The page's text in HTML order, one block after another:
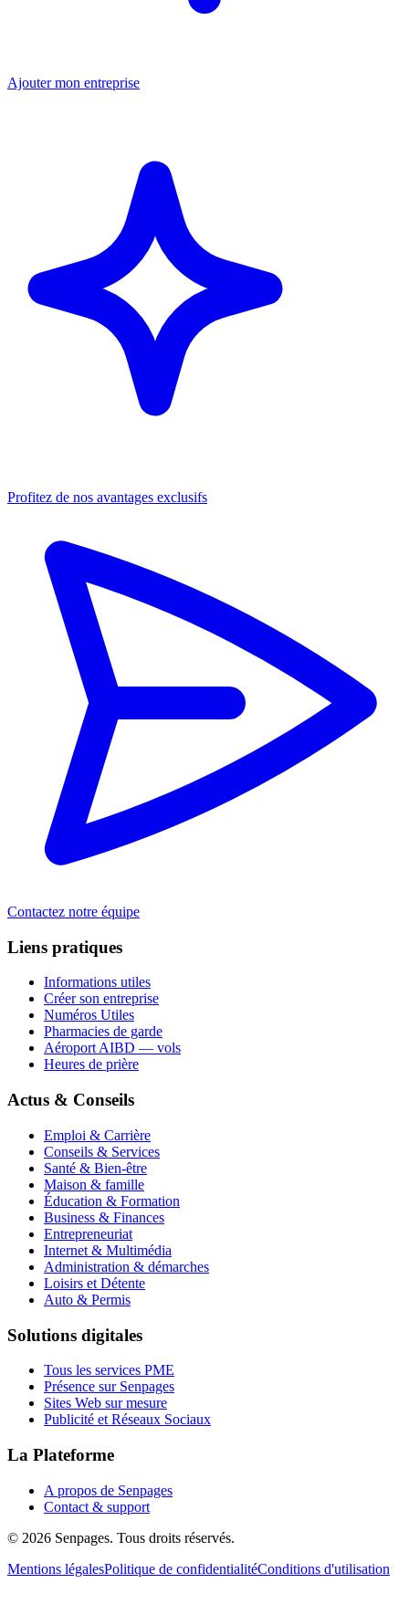
Ajouter mon entreprise
Profitez de nos avantages exclusifs
Contactez notre équipe
Liens pratiques
Informations utiles
Créer son entreprise
Numéros Utiles
Pharmacies de garde
Aéroport AIBD — vols
Heures de prière
Actus & Conseils
Emploi & Carrière
Conseils & Services
Santé & Bien-être
Maison & famille
Éducation & Formation
Business & Finances
Entrepreneuriat
Internet & Multimédia
Administration & démarches
Loisirs et Détente
Auto & Permis
Solutions digitales
Tous les services PME
Présence sur Senpages
Sites Web sur mesure
Publicité et Réseaux Sociaux
La Plateforme
A propos de Senpages
Contact & support
© 2026 Senpages. Tous droits réservés.
Mentions légalesPolitique de confidentialitéConditions d'utilisation